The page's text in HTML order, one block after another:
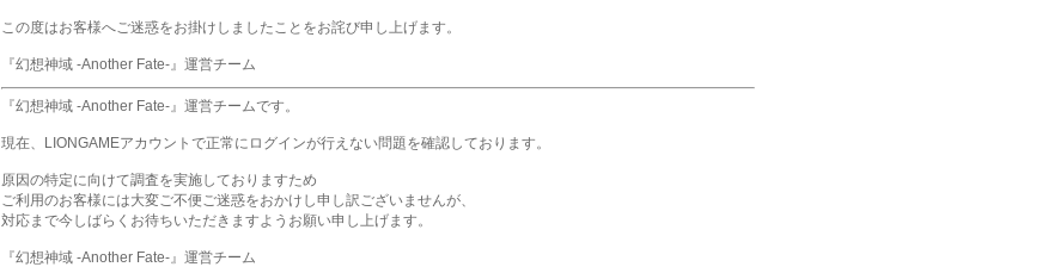
この度はお客様へご迷惑をお掛けしましたことをお詫び申し上げます。
『幻想神域 -Another Fate-』運営チーム
『幻想神域 -Another Fate-』運営チームです。
現在、LIONGAMEアカウントで正常にログインが行えない問題を確認しております。
原因の特定に向けて調査を実施しておりますため
ご利用のお客様には大変ご不便ご迷惑をおかけし申し訳ございませんが、
対応まで今しばらくお待ちいただきますようお願い申し上げます。
『幻想神域 -Another Fate-』運営チーム